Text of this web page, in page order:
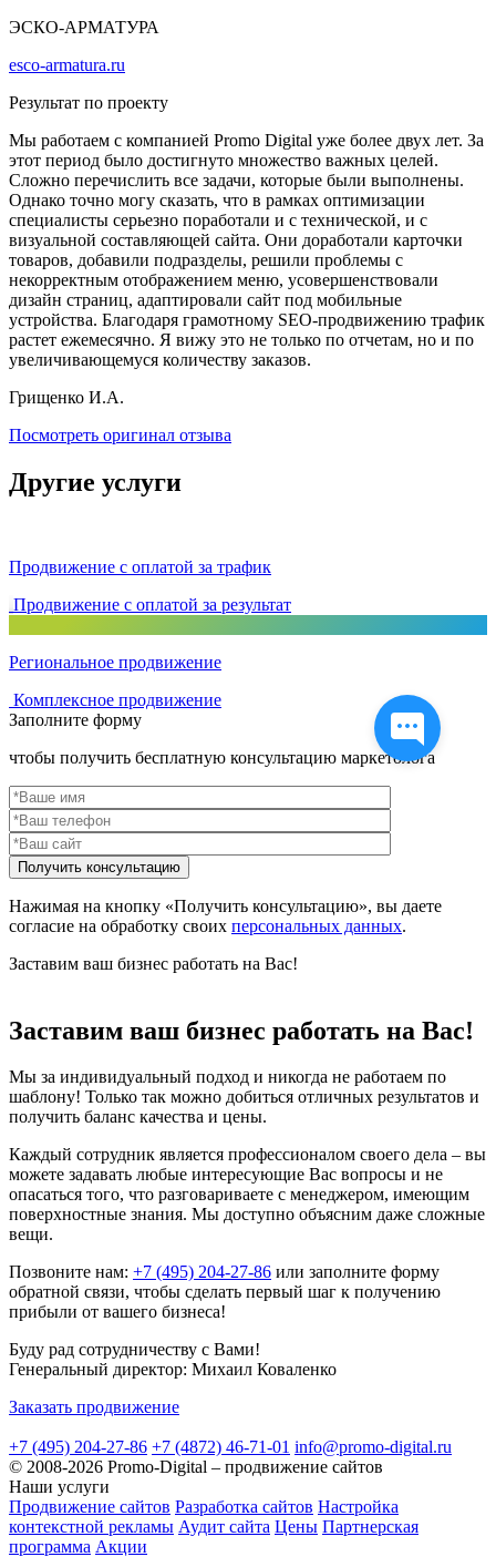
ЭСКО-АРМАТУРА
esco-armatura.ru
Результат по проекту
Мы работаем с компанией Promo Digital уже более двух лет. За
этот период было достигнуто множество важных целей.
Сложно перечислить все задачи, которые были выполнены.
Однако точно могу сказать, что в рамках оптимизации
специалисты серьезно поработали и с технической, и с
визуальной составляющей сайта. Они доработали карточки
товаров, добавили подразделы, решили проблемы с
некорректным отображением меню, усовершенствовали
дизайн страниц, адаптировали сайт под мобильные
устройства. Благодаря грамотному SEO-продвижению трафик
растет ежемесячно. Я вижу это не только по отчетам, но и по
увеличивающемуся количеству заказов.
Грищенко И.А.
Посмотреть оригинал отзыва
Другие услуги
Продвижение с оплатой за трафик
Продвижение с оплатой за результат
Региональное продвижение
Комплексное продвижение
Заполните форму
чтобы получить бесплатную консультацию маркетолога
Нажимая на кнопку «Получить консультацию», вы даете
согласие на обработку своих персональных данных.
Заставим ваш бизнес работать на Вас!
Заставим ваш бизнес работать на Вас!
Мы за индивидуальный подход и никогда не работаем по
шаблону! Только так можно добиться отличных результатов и
получить баланс качества и цены.
Каждый сотрудник является профессионалом своего дела – вы
можете задавать любые интересующие Вас вопросы и не
опасаться того, что разговариваете с менеджером, имеющим
поверхностные знания. Мы доступно объясним даже сложные
вещи.
Позвоните нам: +7 (495) 204-27-86 или заполните форму
обратной связи, чтобы сделать первый шаг к получению
прибыли от вашего бизнеса!
Буду рад сотрудничеству с Вами!
Генеральный директор: Михаил Коваленко
Заказать продвижение
+7 (495) 204-27-86 +7 (4872) 46-71-01 info@promo-digital.ru
© 2008-2026 Promo-Digital – продвижение сайтов
Наши услуги
Продвижение сайтов Разработка сайтов Настройка
контекстной рекламы Аудит сайта Цены Партнерская
программа Акции